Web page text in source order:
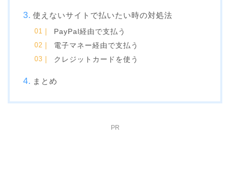
使えないサイトで払いたい時の対処法
PayPal経由で支払う
電子マネー経由で支払う
クレジットカードを使う
まとめ
PR